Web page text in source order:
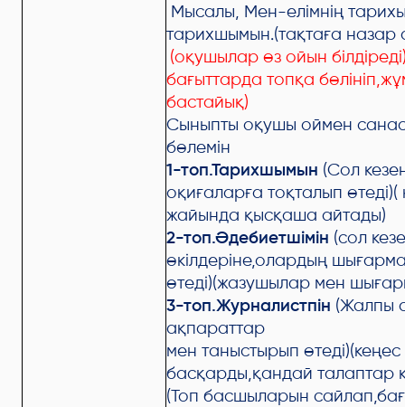
Мысалы, Мен-елімнің
тарихшымын.(тақтаға назар
(оқушылар өз ойын
бағыттарда топқа
бастайық)
Сыныпты оқушы оймен
бөлемін
1-топ.Тарихшымын (Сол
оқиғаларға тоқталып өтеді)(
жайында қысқаша айтады)
2-топ.Әдебиетшімін (сол
өкілдеріне,олардың
өтеді)(жазушылар мен
3-топ.Журналистпін (Жалпы
ақпараттар
мен таныстырып өтеді)(кеңес
басқарды,қандай талаптар
(Топ басшыларын